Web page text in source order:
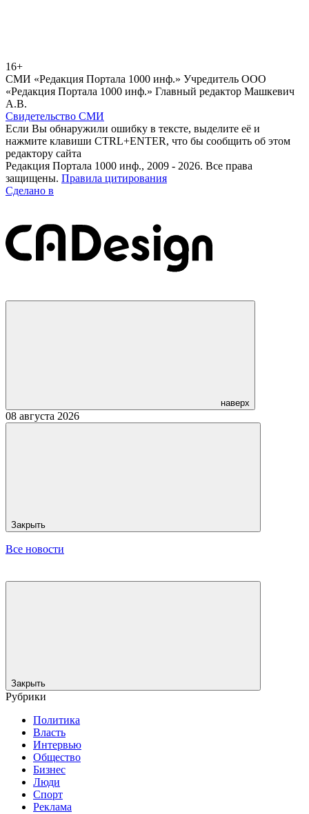
16+
СМИ «Редакция Портала 1000 инф.» Учредитель ООО
«Редакция Портала 1000 инф.» Главный редактор Машкевич
А.В.
Свидетельство СМИ
Если Вы обнаружили ошибку в тексте, выделите её и
нажмите клавиши CTRL+ENTER, что бы сообщить об этом
редактору сайта
Редакция Портала 1000 инф., 2009 - 2026. Все права
защищены. Правила цитирования
Сделано в
наверх
08 августа 2026
Закрыть
Все новости
Закрыть
Рубрики
Политика
Власть
Интервью
Общество
Бизнес
Люди
Спорт
Реклама